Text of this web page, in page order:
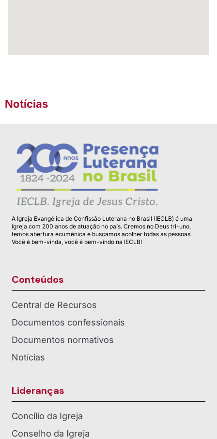
Notícias
A Igreja Evangélica de Confissão Luterana no Brasil (IECLB) é uma
igreja com 200 anos de atuação no país. Cremos no Deus tri-uno,
temos abertura ecumênica e buscamos acolher todas as pessoas.
Você é bem-vinda, você é bem-vindo na IECLB!
Conteúdos
Central de Recursos
Documentos confessionais
Documentos normativos
Notícias
Lideranças
Concílio da Igreja
Conselho da Igreja